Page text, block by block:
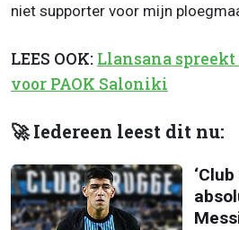
niet supporter voor mijn
LEES OOK: Llansana
voor PAOK Saloniki
🚀 Iedereen leest dit nu: